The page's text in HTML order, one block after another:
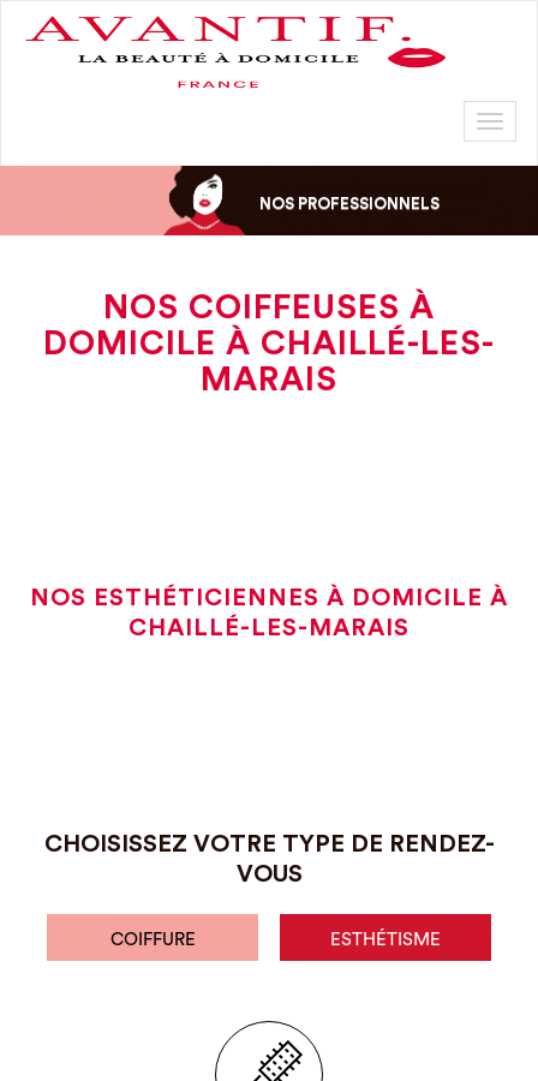
NOS PROFESSIONNELS
NOS COIFFEUSES À
DOMICILE À CHAILLÉ-LES-
MARAIS
NOS ESTHÉTICIENNES À DOMICILE À
CHAILLÉ-LES-MARAIS
CHOISISSEZ VOTRE TYPE DE RENDEZ-
VOUS
COIFFURE ESTHÉTISME